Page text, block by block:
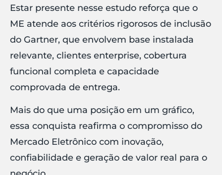
Estar presente nesse estudo reforça que o
ME atende aos critérios rigorosos de inclusão
do Gartner, que envolvem base instalada
relevante, clientes enterprise, cobertura
funcional completa e capacidade
comprovada de entrega.
Mais do que uma posição em um gráfico,
essa conquista reafirma o compromisso do
Mercado Eletrônico com inovação,
confiabilidade e geração de valor real para o